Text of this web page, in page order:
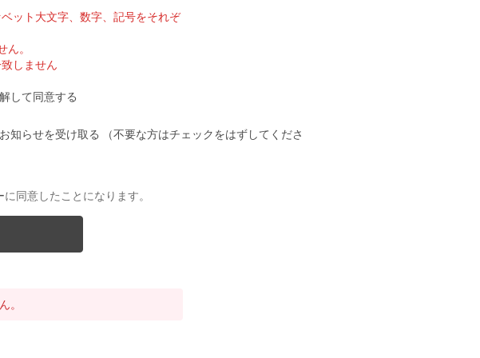
ット大文字、数字、記号をそれぞ
。
しません
して同意する
知らせを受け取る （不要な方はチェックをはずしてくださ
に同意したことになります。
。